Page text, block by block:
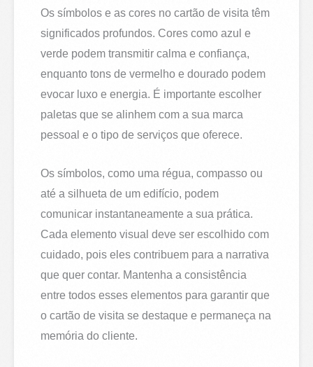
Os símbolos e as cores no cartão de visita têm
significados profundos. Cores como azul e
verde podem transmitir calma e confiança,
enquanto tons de vermelho e dourado podem
evocar luxo e energia. É importante escolher
paletas que se alinhem com a sua marca
pessoal e o tipo de serviços que oferece.
Os símbolos, como uma régua, compasso ou
até a silhueta de um edifício, podem
comunicar instantaneamente a sua prática.
Cada elemento visual deve ser escolhido com
cuidado, pois eles contribuem para a narrativa
que quer contar. Mantenha a consistência
entre todos esses elementos para garantir que
o cartão de visita se destaque e permaneça na
memória do cliente.